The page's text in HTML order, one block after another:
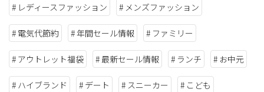
レディースファッション メンズファッション
電気代節約 年間セール情報 ファミリー
アウトレット福袋 最新セール情報 ランチ お中元
ハイブランド デート スニーカー こども